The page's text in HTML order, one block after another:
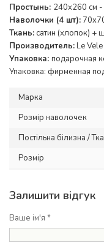
Простынь: 240x260 см -
Наволочки (4 шт):
Ткань: сатин (хлопок) +
Производитель:Le
Упаковка: подарочная
Упаковка: фирменная
Марка
Розмір наволочек
Постільна білизна /
Розмір
Залишити відгук
Ваше ім'я *